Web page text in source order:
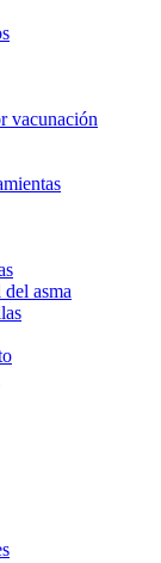
vacunación
asma